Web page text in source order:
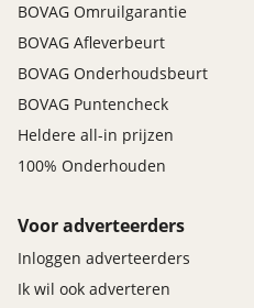
BOVAG Omruilgarantie
BOVAG Afleverbeurt
BOVAG Onderhoudsbeurt
BOVAG Puntencheck
Heldere all-in prijzen
100% Onderhouden
Voor adverteerders
Inloggen adverteerders
Ik wil ook adverteren